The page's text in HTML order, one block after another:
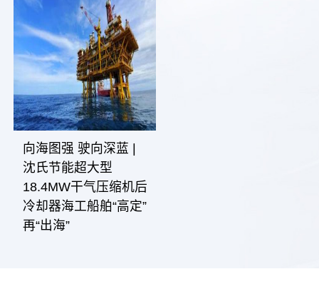
向海图强 驶向深蓝 |
沈氏节能超大型
18.4MW干气压缩机后
冷却器海工船舶“高定”
再“出海”